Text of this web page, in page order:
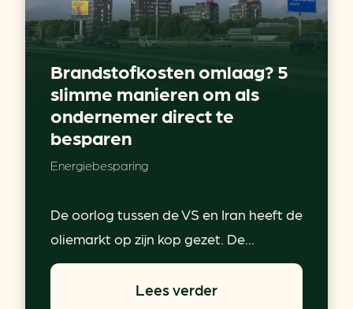
Brandstofkosten omlaag? 5
slimme manieren om als
ondernemer direct te
besparen
Energiebesparing
De oorlog tussen de VS en Iran heeft de
oliemarkt op zijn kop gezet. De...
Lees verder